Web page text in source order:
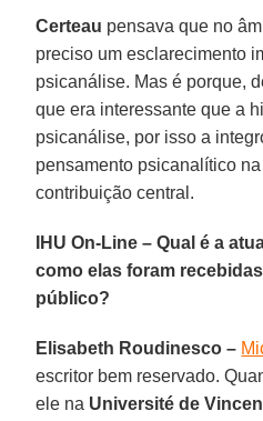
Certeau pensava que no
preciso um esclarecimento
psicanálise. Mas é porque,
que era interessante que a
psicanálise, por isso a
pensamento psicanalítico
contribuição central.
IHU On-Line – Qual é a
como elas foram
público?
Elisabeth Roudinesco –
escritor bem reservado.
ele na Université de